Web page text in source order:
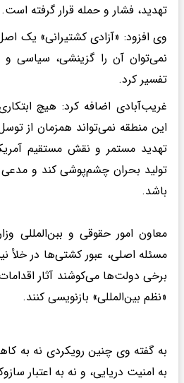
تهدید، فشار و حمله قرار گرفته است.
‌وی افزود: «آزادی کشتیرانی» یک
نمی‌توان آن را گزینشی، سیاسی
تفسیر کرد.
غریب‌آبادی اضافه کرد: هیچ
این منطقه نمی‌تواند همزمان از
تهدید مستمر و نقش مستقیم
تولید بحران چشم‌پوشی کند و مدعی
باشد.
معاون امور حقوقی و ببن‌المللی
مسئله اصلی، عبور کشتی‌ها در خلأ
برخی دولت‌ها می‌کوشند آثار
«نظم بین‌المللی» بازنویسی کنند.
به گفته وی چنین رویکردی نه به
به امنیت دریایی، و نه به اعتبار